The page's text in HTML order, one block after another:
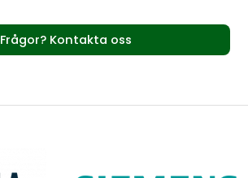
Frågor? Kontakta oss